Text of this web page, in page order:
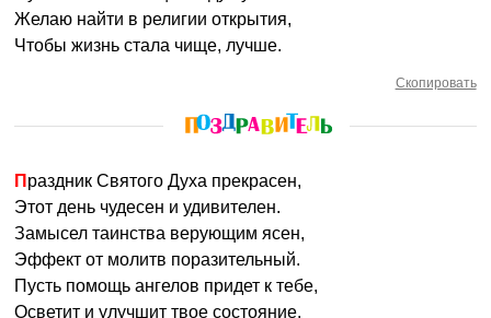
Желаю найти в религии открытия,
Чтобы жизнь стала чище, лучше.
Скопировать
Праздник Святого Духа прекрасен,
Этот день чудесен и удивителен.
Замысел таинства верующим ясен,
Эффект от молитв поразительный.
Пусть помощь ангелов придет к тебе,
Осветит и улучшит твое состояние.